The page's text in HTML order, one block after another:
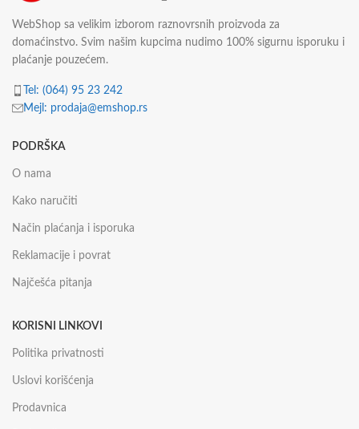
WebShop sa velikim izborom raznovrsnih proizvoda za
domaćinstvo. Svim našim kupcima nudimo 100% sigurnu isporuku i
plaćanje pouzećem.
Tel: (064) 95 23 242
Mejl: prodaja@emshop.rs
PODRŠKA
O nama
Kako naručiti
Način plaćanja i isporuka
Reklamacije i povrat
Najčešća pitanja
KORISNI LINKOVI
Politika privatnosti
Uslovi korišćenja
Prodavnica